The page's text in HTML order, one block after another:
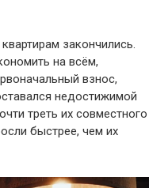
закончились.
на всём,
взнос,
недостижимой
треть их совместного
быстрее, чем их